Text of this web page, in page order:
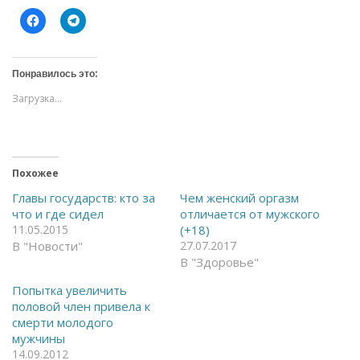
Н
а
и
т
е
ч
о
к
ы
т
ь
н
а
F
b
o
k
(
О
т
Н
а
и
т
е
л
и
т
я
l
g
r
a
Понравилось это:
Загрузка...
Похожее
Главы государств: кто за
что и где сидел
11.05.2015
В "Новости"
Чем женский оргазм
отличается от мужского
(+18)
27.07.2017
В "Здоровье"
Попытка увеличить
половой член привела к
смерти молодого
мужчины
14.09.2012